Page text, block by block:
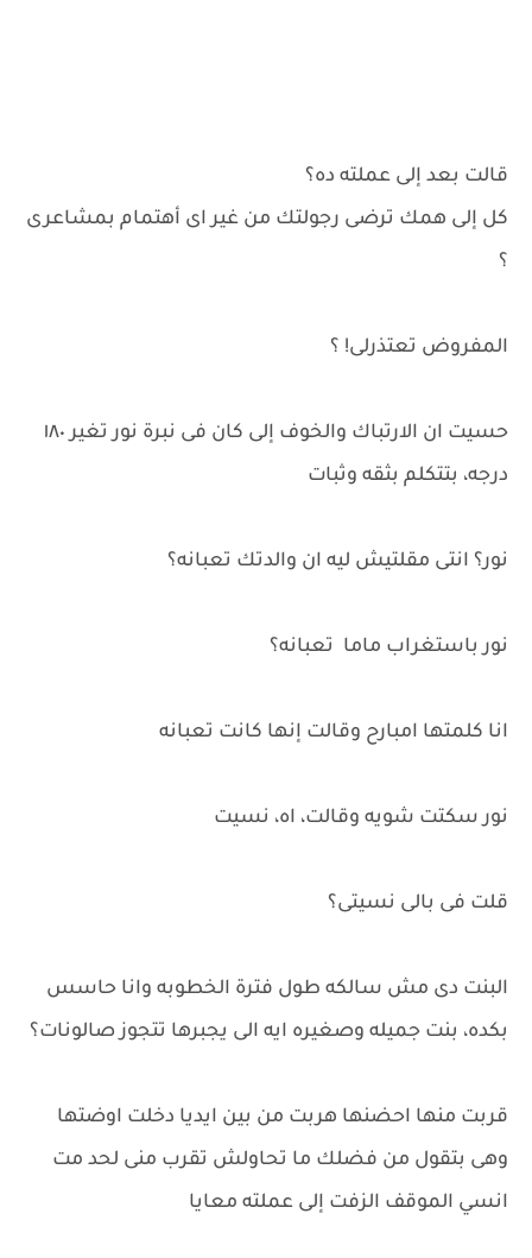
قالت بعد إلى عملته ده؟
كل إلى همك ترضى رجولتك من غير اى أهتمام بمشاعرى
؟
المفروض تعتذرلى! ؟
حسيت ان الارتباك والخوف إلى كان فى نبرة نور تغير ١٨٠
درجه، بتتكلم بثقه وثبات
نور؟ انتى مقلتيش ليه ان والدتك تعبانه؟
نور باستغراب ماما تعبانه؟
انا كلمتها امبارح وقالت إنها كانت تعبانه
نور سكتت شويه وقالت، اه، نسيت
قلت فى بالى نسيتى؟
البنت دى مش سالكه طول فترة الخطوبه وانا حاسس
بكده، بنت جميله وصغيره ايه الى يجبرها تتجوز صالونات؟
قربت منها احضنها هربت من بين ايديا دخلت اوضتها
وهى بتقول من فضلك ما تحاولش تقرب منى لحد مت
انسي الموقف الزفت إلى عملته معايا